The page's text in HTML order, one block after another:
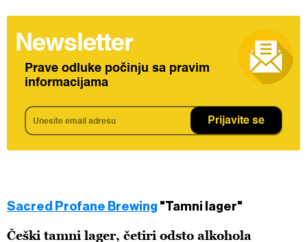
Newsletter
Prave odluke počinju sa pravim
informacijama
Prijavite se
Sacred Profane Brewing "Tamni lager"
Češki tamni lager, četiri odsto alkohola